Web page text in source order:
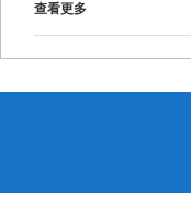
查看更多